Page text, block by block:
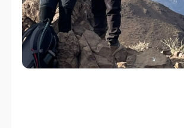
20/01/24
Carlos Guerrero
30/12/23
Hernán Felipe Núñez Cristi
Eduardo Muñoz
06/12/23
Sebastián Ruiz-Tagle